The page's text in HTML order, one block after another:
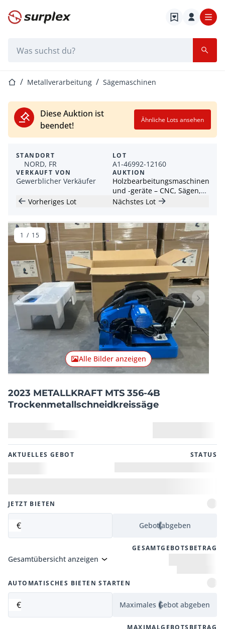
Startseite
StartseiteMetallverarbeitung Sägemaschinen
Diese Auktion ist
beendet!
Ähnliche Lots ansehen
STANDORT
NORD, FR
VERKAUFT VON
Gewerblicher Verkäufer
LOT
A1-46992-12160
AUKTION
Holzbearbeitungsmaschinen
und -geräte – CNC, Sägen,
Schleifen und
Vorheriges Lot Nächstes Lot
Vorheriger Artikel
Alle Bilder anzeigen
1 / 15
2023 METALLKRAFT MTS 356-4B
Trockenmetallschneidkreissäge
AKTUELLES GEBOT STATUS
JETZT BIETEN
€ Gebot abgeben
GESAMTGEBOTSBETRAG
Gesamtübersicht anzeigen
AUTOMATISCHES BIETEN STARTEN
€ Maximales Gebot abgeben